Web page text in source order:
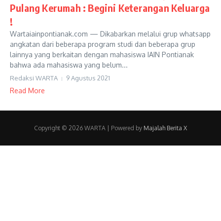
Pulang Kerumah : Begini Keterangan Keluarga
!
Wartaiainpontianak.com — Dikabarkan melalui grup whatsapp
angkatan dari beberapa program studi dan beberapa grup
lainnya yang berkaitan dengan mahasiswa IAIN Pontianak
bahwa ada mahasiswa yang belum...
Redaksi WARTA 9 Agustus 2021
Read More
Copyright © 2026 WARTA | Powered by Majalah Berita X